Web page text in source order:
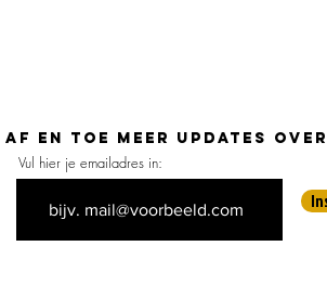
Af en toe meer updates
Vul hier je emailadres in: